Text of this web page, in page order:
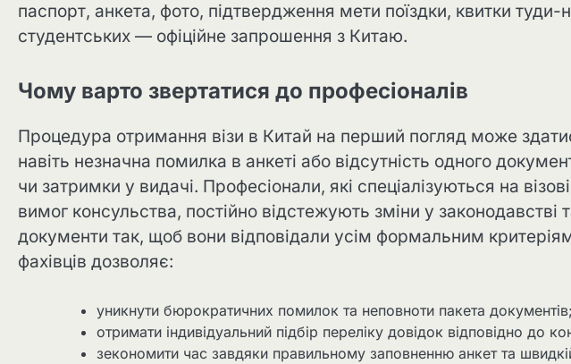
паспорт, анкета, фото, підтвердження мети поїздки, квитки
студентських — офіційне запрошення з Китаю.
Чому варто звертатися до професіоналів
Процедура отримання візи в Китай на перший погляд може
навіть незначна помилка в анкеті або відсутність одного
чи затримки у видачі. Професіонали, які спеціалізуються на
вимог консульства, постійно відстежують зміни у законодавстві
документи так, щоб вони відповідали усім формальним
фахівців дозволяє:
уникнути бюрократичних помилок та неповноти пакета документів;
отримати індивідуальний підбір переліку довідок відповідно до
зекономити час завдяки правильному заповненню анкет та